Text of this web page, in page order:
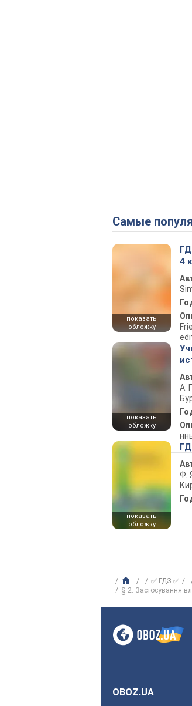
Самые
показать
обложку
4
показать
обложку
А.
показать
обложку
Ф.
✅ ГДЗ ✅
§ 2. Застосування
OBOZ.UA